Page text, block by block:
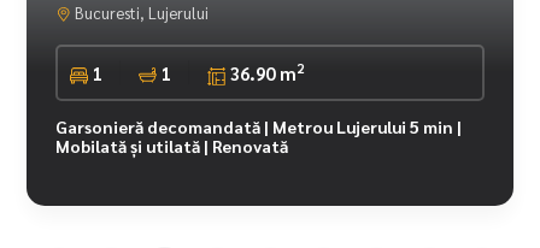
Bucuresti, Lujerului
1 1 36.90 m2
Garsonieră decomandată | Metrou Lujerului 5 min |
Mobilată și utilată | Renovată